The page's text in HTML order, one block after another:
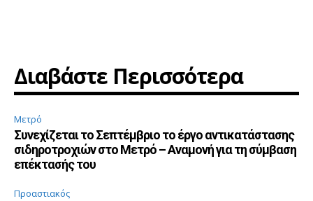
Διαβάστε Περισσότερα
Μετρό
Συνεχίζεται το Σεπτέμβριο το έργο αντικατάστασης
σιδηροτροχιών στο Μετρό – Αναμονή για τη σύμβαση
επέκτασής του
Προαστιακός